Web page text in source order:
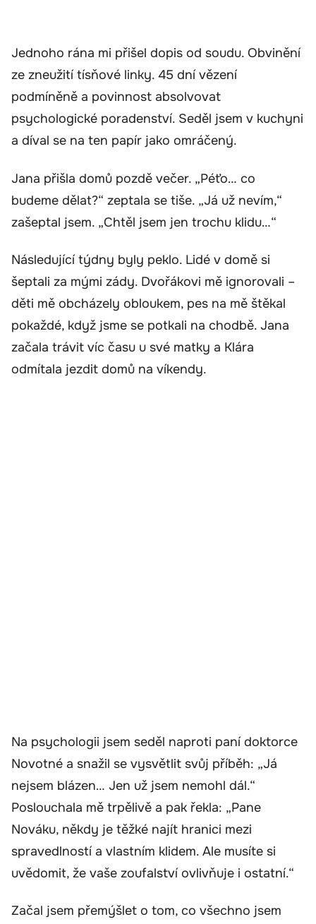
Jednoho rána mi přišel dopis od soudu. Obvinění
ze zneužití tísňové linky. 45 dní vězení
podmíněně a povinnost absolvovat
psychologické poradenství. Seděl jsem v kuchyni
a díval se na ten papír jako omráčený.
Jana přišla domů pozdě večer. „Péťo… co
budeme dělat?“ zeptala se tiše. „Já už nevím,“
zašeptal jsem. „Chtěl jsem jen trochu klidu…“
Následující týdny byly peklo. Lidé v domě si
šeptali za mými zády. Dvořákovi mě ignorovali –
děti mě obcházely obloukem, pes na mě štěkal
pokaždé, když jsme se potkali na chodbě. Jana
začala trávit víc času u své matky a Klára
odmítala jezdit domů na víkendy.
Na psychologii jsem seděl naproti paní doktorce
Novotné a snažil se vysvětlit svůj příběh: „Já
nejsem blázen… Jen už jsem nemohl dál.“
Poslouchala mě trpělivě a pak řekla: „Pane
Nováku, někdy je těžké najít hranici mezi
spravedlností a vlastním klidem. Ale musíte si
uvědomit, že vaše zoufalství ovlivňuje i ostatní.“
Začal jsem přemýšlet o tom, co všechno jsem